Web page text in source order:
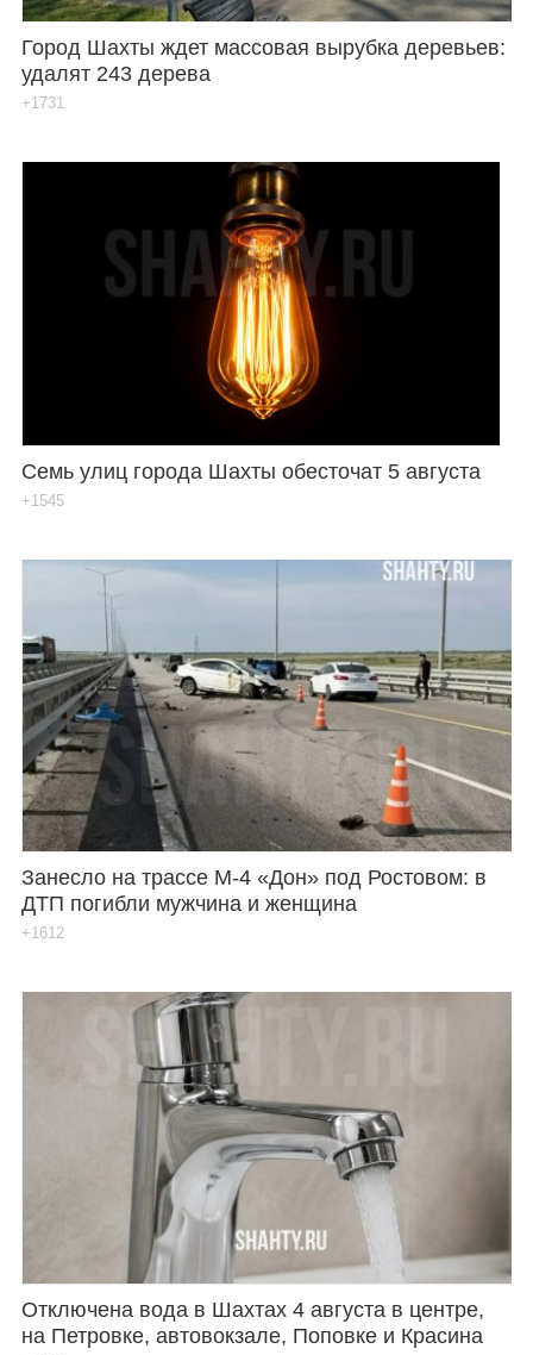
Город Шахты ждет массовая вырубка деревьев:
удалят 243 дерева
+1731
Семь улиц города Шахты обесточат 5 августа
+1545
Занесло на трассе М-4 «Дон» под Ростовом: в
ДТП погибли мужчина и женщина
+1612
Отключена вода в Шахтах 4 августа в центре,
на Петровке, автовокзале, Поповке и Красина